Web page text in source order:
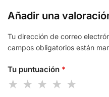
Añadir una
Tu dirección de correo
campos obligatorios están
Tu puntuación *